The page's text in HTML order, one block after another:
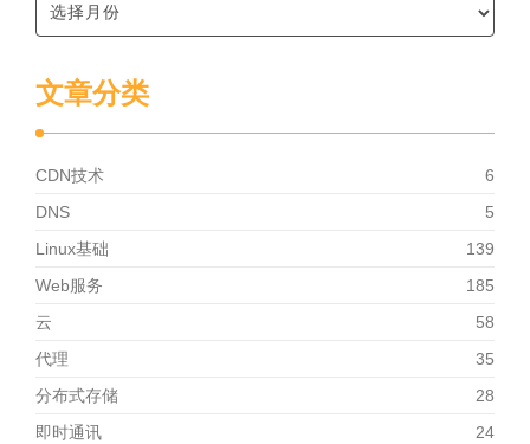
文章分类
CDN技术
6
DNS
5
Linux基础
139
Web服务
185
云
58
代理
35
分布式存储
28
即时通讯
24